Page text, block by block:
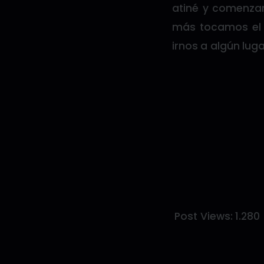
atiné y
más tocamos
irnos a algún
Post Views: 1.280